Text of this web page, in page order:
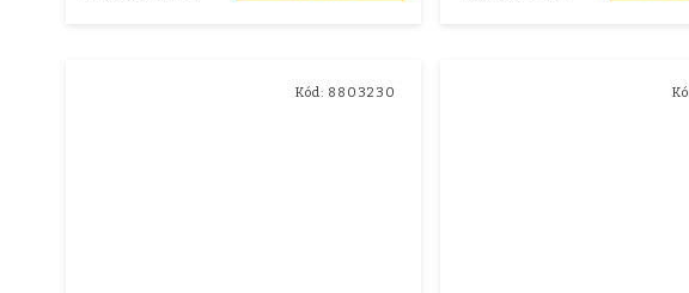
Kód: 8803230